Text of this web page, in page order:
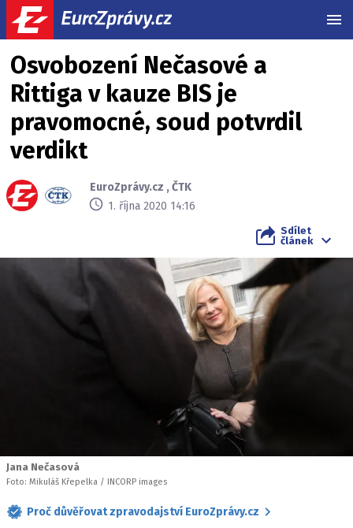
Osvobození Nečasové a
Rittiga v kauze BIS je
pravomocné, soud potvrdil
verdikt
EuroZprávy.cz ,ČTK
1. října 2020 14:16
Sdílet
článek
Jana Nečasová
Foto: Mikuláš Křepelka / INCORP images
Proč důvěřovat zpravodajství EuroZprávy.cz